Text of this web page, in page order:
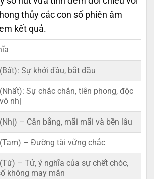
thủy các con số phiên âm
kết quả.
Sự khởi đầu, bắt đầu
Sự chắc chắn, tiên phong, độc
nhị
– Cân bằng, mãi mãi và bền lâu
– Đường tài vững chắc
– Tử, ý nghĩa của sự chết chóc,
không may mắn